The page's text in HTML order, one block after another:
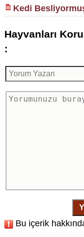
Kedi
Hayvanları
:
Bu içerik